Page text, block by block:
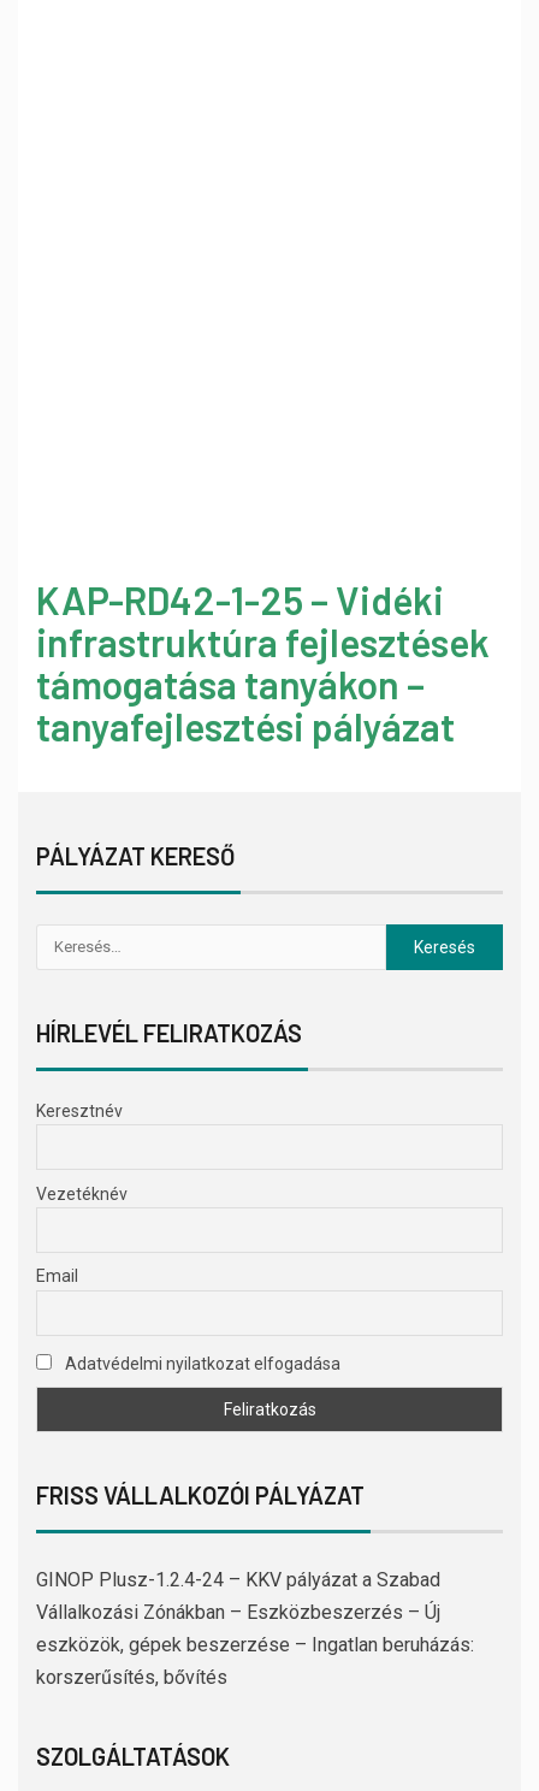
KAP-RD42-1-25 – Vidéki
infrastruktúra fejlesztések
támogatása tanyákon –
tanyafejlesztési pályázat
PÁLYÁZAT KERESŐ
HÍRLEVÉL FELIRATKOZÁS
Keresztnév
Vezetéknév
Email
Adatvédelmi nyilatkozat elfogadása
FRISS VÁLLALKOZÓI PÁLYÁZAT
GINOP Plusz-1.2.4-24 – KKV pályázat a Szabad
Vállalkozási Zónákban – Eszközbeszerzés – Új
eszközök, gépek beszerzése – Ingatlan beruházás:
korszerűsítés, bővítés
SZOLGÁLTATÁSOK